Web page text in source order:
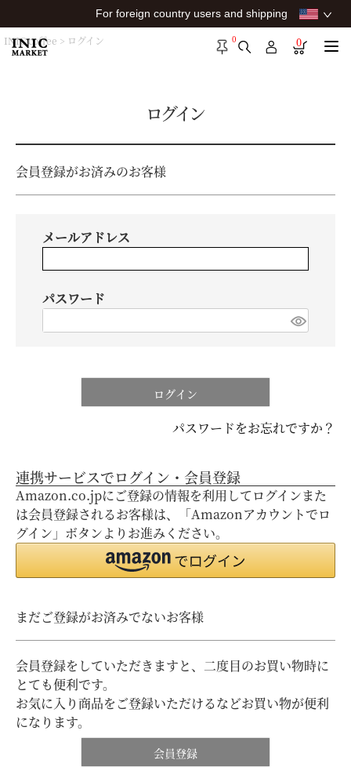
For foreign country users and shipping
0 0
INIC coffee ログイン
ログイン
会員登録がお済みのお客様
メールアドレス
パスワード
ログイン
パスワードをお忘れですか？
連携サービスでログイン・会員登録
Amazon.co.jpにご登録の情報を利用してログインまた
は会員登録されるお客様は、「Amazonアカウントでロ
グイン」ボタンよりお進みください。
まだご登録がお済みでないお客様
会員登録をしていただきますと、二度目のお買い物時に
とても便利です。
お気に入り商品をご登録いただけるなどお買い物が便利
になります。
会員登録